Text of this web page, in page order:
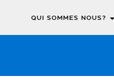
QUI SOMMES NOUS?